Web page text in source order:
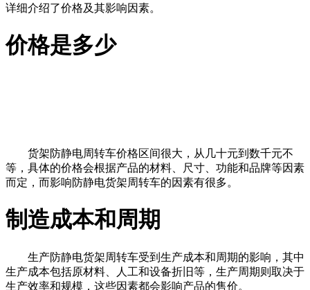
详细介绍了价格及其影响因素。
价格是多少
货架防静电周转车价格区间很大，从几十元到数千元不
等，具体的价格会根据产品的材料、尺寸、功能和品牌等因素
而定，而影响防静电货架周转车的因素有很多。
制造成本和周期
生产防静电货架周转车受到生产成本和周期的影响，其中
生产成本包括原材料、人工和设备折旧等，生产周期则取决于
生产效率和规模，这些因素都会影响产品的售价。